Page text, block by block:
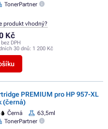
TonerPartner
Kč
DPH
30 dnů: 1 200 Kč
produkt vhodný?
PREMIUM pro HP 957-XL
(černá)
Černá
63,5ml
TonerPartner